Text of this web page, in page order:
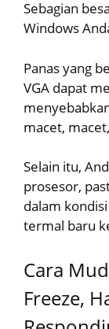
Sebagian
Windows
Panas yang
VGA dapat
macet,
Selain itu,
prosesor,
dalam
termal baru
Cara
Freeze,